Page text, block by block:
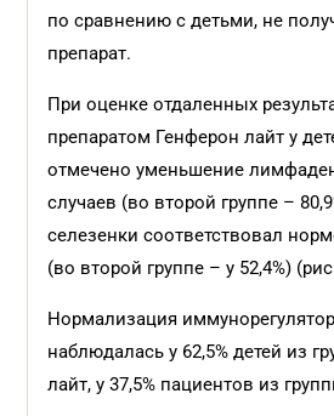
по сравнению с детьми, не
препарат.
При оценке отдаленных
препаратом Генферон лайт у
отмечено уменьшение
случаев (во второй группе –
селезенки соответствовал
(во второй группе – у 52,4%)
Нормализация
наблюдалась у 62,5% детей из
лайт, у 37,5% пациентов из